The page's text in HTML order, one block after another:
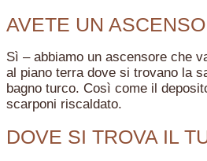
AVETE UN
Sì – abbiamo un ascensore che
al piano terra dove si trovano la
bagno turco. Così come il
scarponi riscaldato.
DOVE SI TROVA IL